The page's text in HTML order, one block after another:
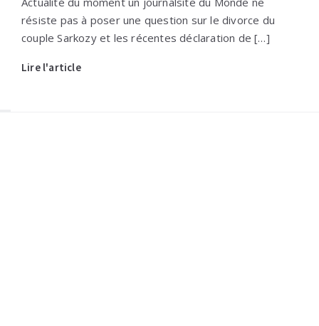
résiste pas à poser une question sur le divorce du
couple Sarkozy et les récentes déclaration de […]
Lire l'article